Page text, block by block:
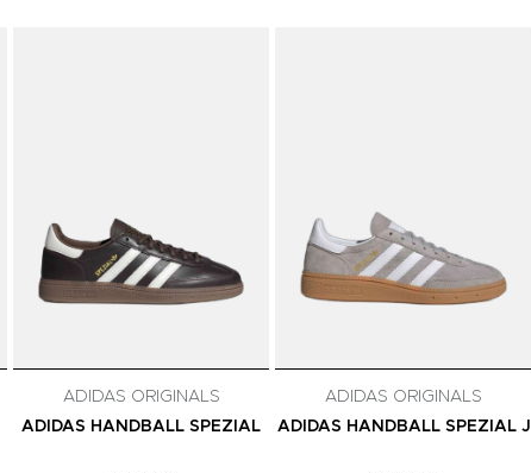
ADIDAS ORIGINALS
ADIDAS HANDBALL SPEZIAL
ADIDAS ORIGINALS
ADIDAS HANDBALL SPEZIAL J